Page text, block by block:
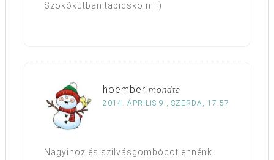
Szökőkútban tapicskolni :)
hoember mondta
2014. ÁPRILIS 9., SZERDA, 17:57
Nagyihoz és szilvásgombócot ennénk,